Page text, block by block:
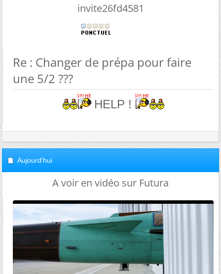
invite26fd4581
Re : Changer de prépa pour faire
une 5/2 ???
HELP !
Aujourd'hui
A voir en vidéo sur Futura